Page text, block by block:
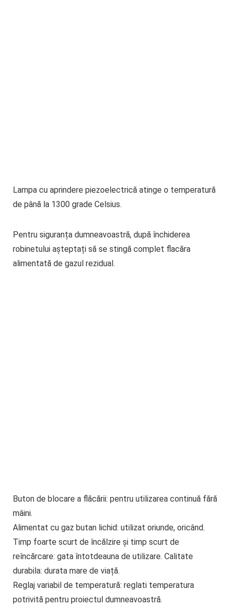
Lampa cu aprindere piezoelectrică atinge o temperatură
de până la 1300 grade Celsius.
Pentru siguranța dumneavoastră, după închiderea
robinetului așteptați să se stingă complet flacăra
alimentată de gazul rezidual.
Buton de blocare a flăcării: pentru utilizarea continuă fără
mâini.
Alimentat cu gaz butan lichid: utilizat oriunde, oricând.
Timp foarte scurt de încălzire și timp scurt de
reîncărcare: gata întotdeauna de utilizare. Calitate
durabila: durata mare de viață.
Reglaj variabil de temperatură: reglati temperatura
potrivită pentru proiectul dumneavoastră.